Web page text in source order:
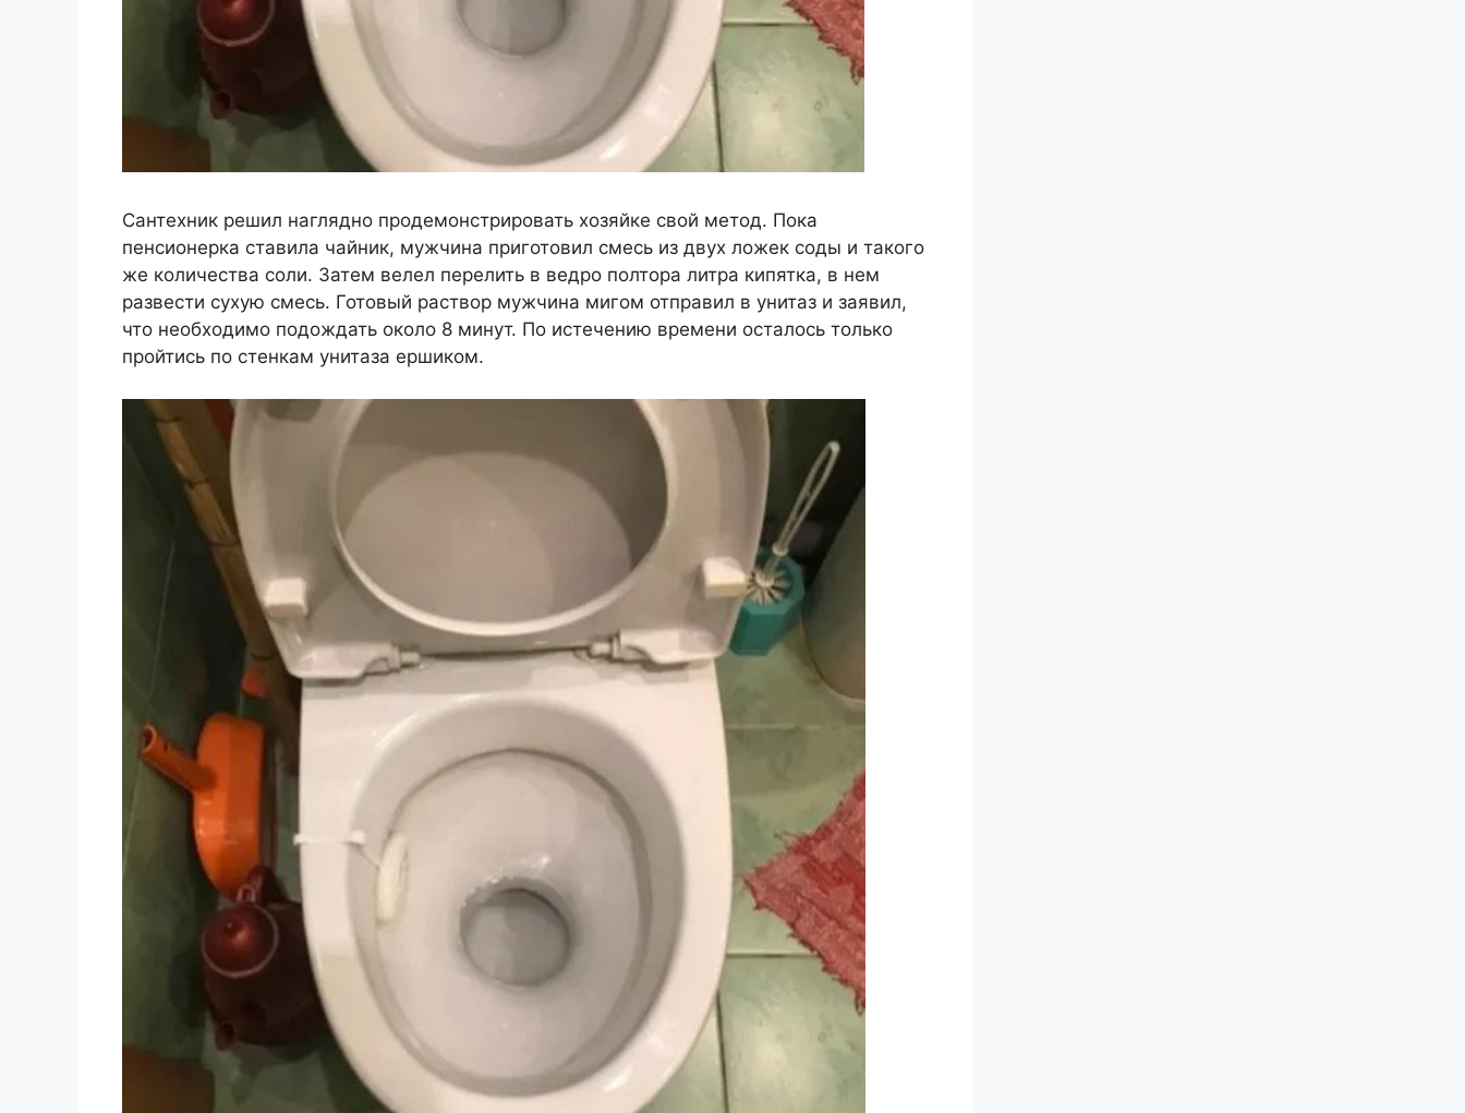
Сантехник решил наглядно продемонстрировать хозяйке свой метод. Пока
пенсионерка ставила чайник, мужчина приготовил смесь из двух ложек соды и такого
же количества соли. Затем велел перелить в ведро полтора литра кипятка, в нем
развести сухую смесь. Готовый раствор мужчина мигом отправил в унитаз и заявил,
что необходимо подождать около 8 минут. По истечению времени осталось только
пройтись по стенкам унитаза ершиком.